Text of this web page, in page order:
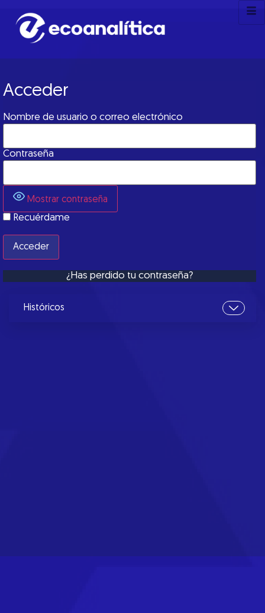
Acceder
Nombre de usuario o correo electrónico
Contraseña
Mostrar contraseña
Recuérdame
¿Has perdido tu contraseña?
Históricos